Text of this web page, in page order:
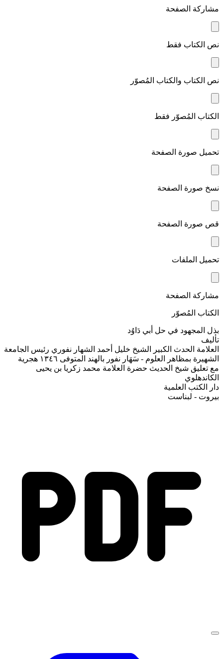
مشاركة الصفحة
نص الكتاب فقط
نص الكتاب والكتاب المُصوّر
الكتاب المُصوّر فقط
تحميل صورة الصفحة
نسخ صورة الصفحة
قص صورة الصفحة
تحميل الملفات
مشاركة الصفحة
الكتاب المُصوّر
بذل المجهود في حل أبي دَاوُد
تأليف
العلامة الحدث الكبير الشيخ خليل أحمد الشهار نفوري رئيس الجامعة
الشهيرة بمظاهر العلوم - سَهَار نفور بالهند المتوفى ١٣٤٦ هجرية
مع تعليق شيخ الحديث حضرة العلامة محمد زكريا بن يحيى
الكاندهلوي
دار الكتب العلمية
بيروت - لبناست